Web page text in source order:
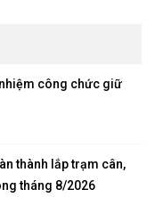
nhiệm công chức giữ
thành lắp trạm cân,
tháng 8/2026